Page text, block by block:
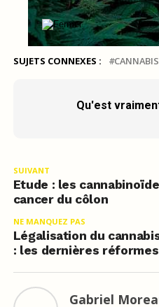
SUJETS CONNEXES :
Qu'est
SUIVANT
Etude : les
cancer du côlon
NE MANQUEZ PAS
Légalisation du
: les dernières
Gabriel